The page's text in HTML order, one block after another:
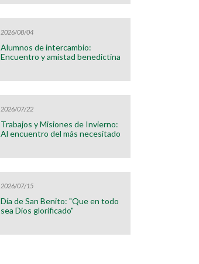
2026/08/04
Alumnos de intercambio:
Encuentro y amistad benedictina
2026/07/22
Trabajos y Misiones de Invierno:
Al encuentro del más necesitado
2026/07/15
Día de San Benito: "Que en todo
sea Dios glorificado"